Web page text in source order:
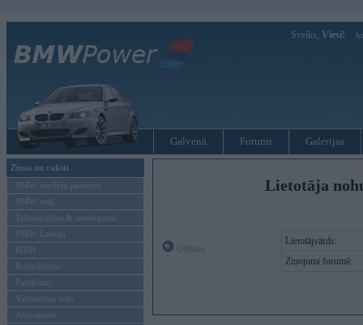
Sveiks, Viesi!
Galvenā Forums Galerijas
Ziņas un raksti
BMW modeļu jaunumi
BMW testi
Tehnoloģijas & sasniegumi
BMW Latvijā
MINI
Rolls-Royce
Pasākumi
Vadāmības tests
Autosports
Lietotāja
Lietotājvārds:
Ziņojumi forumā: